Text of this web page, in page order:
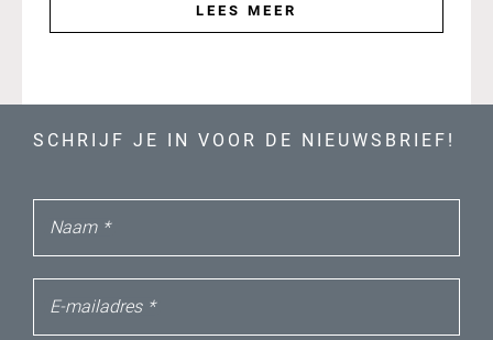
LEES MEER
SCHRIJF JE IN VOOR DE NIEUWSBRIEF!
Naam *
E-mailadres *